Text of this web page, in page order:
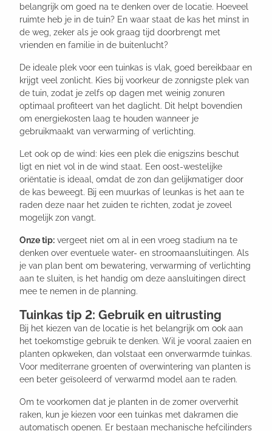
belangrijk om goed na te denken over de locatie. Hoeveel
ruimte heb je in de tuin? En waar staat de kas het minst in
de weg, zeker als je ook graag tijd doorbrengt met
vrienden en familie in de buitenlucht?
De ideale plek voor een tuinkas is vlak, goed bereikbaar en
krijgt veel zonlicht. Kies bij voorkeur de zonnigste plek van
de tuin, zodat je zelfs op dagen met weinig zonuren
optimaal profiteert van het daglicht. Dit helpt bovendien
om energiekosten laag te houden wanneer je
gebruikmaakt van verwarming of verlichting.
Let ook op de wind: kies een plek die enigszins beschut
ligt en niet vol in de wind staat. Een oost-westelijke
oriëntatie is ideaal, omdat de zon dan gelijkmatiger door
de kas beweegt. Bij een muurkas of leunkas is het aan te
raden deze naar het zuiden te richten, zodat je zoveel
mogelijk zon vangt.
Onze tip: vergeet niet om al in een vroeg stadium na te
denken over eventuele water- en stroomaansluitingen. Als
je van plan bent om bewatering, verwarming of verlichting
aan te sluiten, is het handig om deze aansluitingen direct
mee te nemen in de planning.
Tuinkas tip 2: Gebruik en uitrusting
Bij het kiezen van de locatie is het belangrijk om ook aan
het toekomstige gebruik te denken. Wil je vooral zaaien en
planten opkweken, dan volstaat een onverwarmde tuinkas.
Voor mediterrane groenten of overwintering van planten is
een beter geïsoleerd of verwarmd model aan te raden.
Om te voorkomen dat je planten in de zomer oververhit
raken, kun je kiezen voor een tuinkas met dakramen die
automatisch openen. Er bestaan mechanische hefcilinders